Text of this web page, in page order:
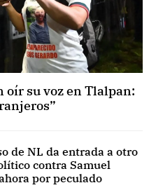
oír su voz en Tlalpan:
de NL da entrada a otro
contra Samuel
por peculado